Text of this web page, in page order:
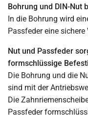
Bohrung und DIN-Nut
In die Bohrung wird
Passfeder eine
Nut und Passfeder
formschlüssige
Die Bohrung und die
sind mit der
Die
Passfeder